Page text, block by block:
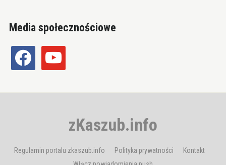
Media społecznościowe
facebook youtube
zKaszub.info
Regulamin portalu zkaszub.info Polityka prywatności
Kontakt